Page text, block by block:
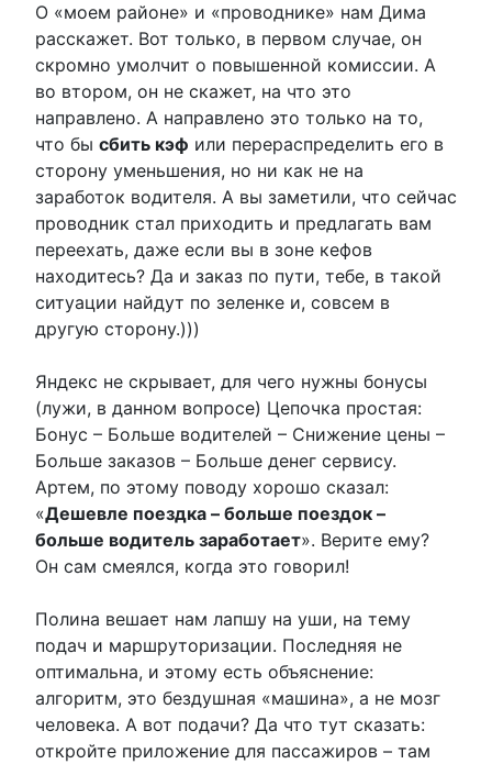
О «моем районе» и «проводнике» нам Дима
расскажет. Вот только, в первом случае, он
скромно умолчит о повышенной комиссии. А
во втором, он не скажет, на что это
направлено. А направлено это только на то,
что бы сбить кэф или перераспределить его в
сторону уменьшения, но ни как не на
заработок водителя. А вы заметили, что сейчас
проводник стал приходить и предлагать вам
переехать, даже если вы в зоне кефов
находитесь? Да и заказ по пути, тебе, в такой
ситуации найдут по зеленке и, совсем в
другую сторону.)))
Яндекс не скрывает, для чего нужны бонусы
(лужи, в данном вопросе) Цепочка простая:
Бонус – Больше водителей – Снижение цены –
Больше заказов – Больше денег сервису.
Артем, по этому поводу хорошо сказал:
«Дешевле поездка – больше поездок –
больше водитель заработает». Верите ему?
Он сам смеялся, когда это говорил!
Полина вешает нам лапшу на уши, на тему
подач и маршруторизации. Последняя не
оптимальна, и этому есть объяснение:
алгоритм, это бездушная «машина», а не мозг
человека. А вот подачи? Да что тут сказать:
откройте приложение для пассажиров – там